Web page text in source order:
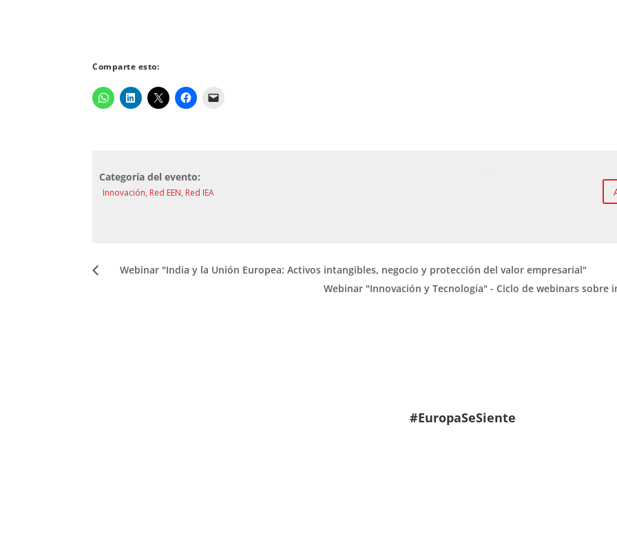
Comparte esto:
Categoría del evento:
Innovación, Red EEN, Red IEA
Webinar "India y la Unión Europea: Activos intangibles, negocio y protección del valor empresarial"
Webinar "Innovación y Tecnología" - Ciclo de webinars
#EuropaSeSiente